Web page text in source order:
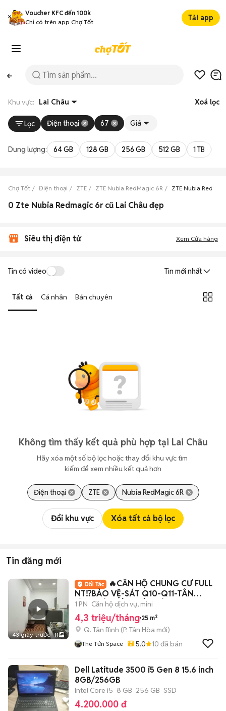
Voucher KFC đến 100k
Chỉ có trên app Chợ Tốt
Tải app
Khu vực: Lai Châu Xoá lọc
Lọc Điện thoại 67 Giá
Dung lượng: 64 GB 128 GB 256 GB 512 GB 1 TB
Chợ Tốt Điện thoại ZTE ZTE Nubia RedMagic 6R ZTE Nubia
0 Zte Nubia Redmagic 6r cũ Lai Châu đẹp
Siêu thị điện tử Xem Cửa hàng
Tin có video Tin mới nhất
Tất cả Cá nhân Bán chuyên
Không tìm thấy kết quả phù hợp tại Lai Châu
Hãy xóa một số bộ lọc hoặc thay đổi khu vực tìm
kiếm để xem nhiều kết quả hơn
Điện thoại ZTE Nubia RedMagic 6R
Đổi khu vực Xóa tất cả bộ lọc
Tin đăng mới
43 giây trước 11
🔥CĂN HỘ CHUNG CƯ FULL
NT⁉️BẢO VỆ-SÁT Q10-Q11-TÂN
BÌNH-BẢY HIỀN-BẮC HẢI
1 PN Căn hộ dịch vụ, mini
4,3 triệu/tháng 25 m²
Q. Tân Bình (P. Tân Hòa mới)
The Tứn Space 5.0 10 đã bán
Dell Latitude 3500 i5 Gen 8 15.6 inch
8GB/256GB
Intel Core i5 8 GB 256 GB SSD
4.200.000 đ